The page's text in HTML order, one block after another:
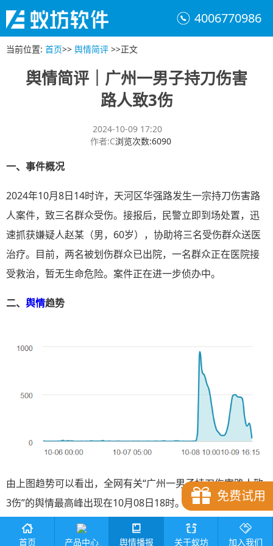
4006770986
当前位置: 首页>> 舆情简评 >>正文
舆情简评｜广州一男子持刀伤害
路人致3伤
2024-10-09 17:20
作者:C浏览次数:6090
一、 事件概况
2024年10月8日14时许，天河区华强路发生一宗持刀伤害路
人案件，致三名群众受伤。接报后，民警立即到场处置，迅
速抓获嫌疑人赵某（男，60岁），协助将三名受伤群众送医
治疗。目前，两名被划伤群众已出院，一名群众正在医院接
受救治，暂无生命危险。案件正在进一步侦办中。
二、 舆情趋势
由上图趋势可以看出，全网有关“广州一男子持刀伤害路人致
3伤”的舆情最高峰出现在10月08日18时。
三、传播平台
免费试用
首页 产品中心 舆情播报 关于蚁坊 加入我们